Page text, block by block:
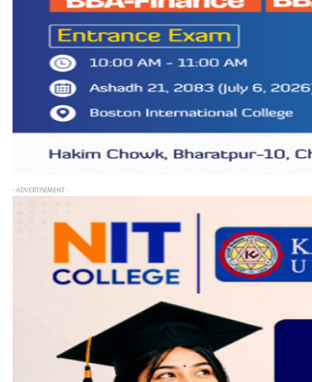
- ADVERTISEMENT -